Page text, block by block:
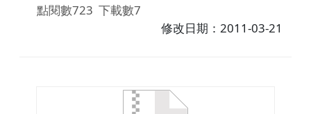
點閱數723 下載數7
修改日期：2011-03-21